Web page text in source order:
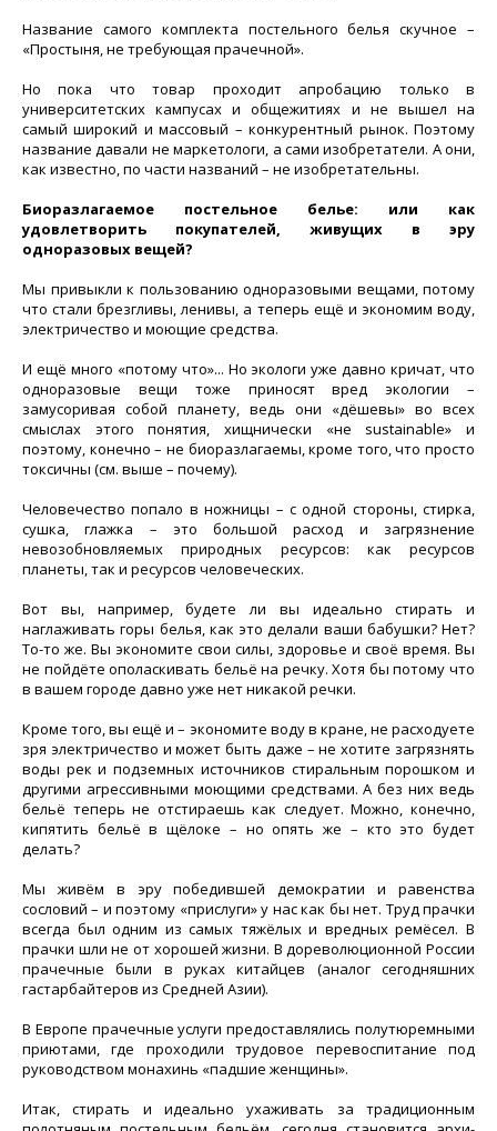
Название самого комплекта постельного белья скучное –
«Простыня, не требующая прачечной».
Но пока что товар проходит апробацию только в
университетских кампусах и общежитиях и не вышел на
самый широкий и массовый – конкурентный рынок. Поэтому
название давали не маркетологи, а сами изобретатели. А они,
как известно, по части названий – не изобретательны.
Биоразлагаемое постельное белье: или как
удовлетворить покупателей, живущих в эру
одноразовых вещей?
Мы привыкли к пользованию одноразовыми вещами, потому
что стали брезгливы, ленивы, а теперь ещё и экономим воду,
электричество и моющие средства.
И ещё много «потому что»... Но экологи уже давно кричат, что
одноразовые вещи тоже приносят вред экологии –
замусоривая собой планету, ведь они «дёшевы» во всех
смыслах этого понятия, хищнически «не sustainable» и
поэтому, конечно – не биоразлагаемы, кроме того, что просто
токсичны (см. выше – почему).
Человечество попало в ножницы – с одной стороны, стирка,
сушка, глажка – это большой расход и загрязнение
невозобновляемых природных ресурсов: как ресурсов
планеты, так и ресурсов человеческих.
Вот вы, например, будете ли вы идеально стирать и
наглаживать горы белья, как это делали ваши бабушки? Нет?
То-то же. Вы экономите свои силы, здоровье и своё время. Вы
не пойдёте ополаскивать бельё на речку. Хотя бы потому что
в вашем городе давно уже нет никакой речки.
Кроме того, вы ещё и – экономите воду в кране, не расходуете
зря электричество и может быть даже – не хотите загрязнять
воды рек и подземных источников стиральным порошком и
другими агрессивными моющими средствами. А без них ведь
бельё теперь не отстираешь как следует. Можно, конечно,
кипятить бельё в щёлоке – но опять же – кто это будет
делать?
Мы живём в эру победившей демократии и равенства
сословий – и поэтому «прислуги» у нас как бы нет. Труд прачки
всегда был одним из самых тяжёлых и вредных ремёсел. В
прачки шли не от хорошей жизни. В дореволюционной России
прачечные были в руках китайцев (аналог сегодняшних
гастарбайтеров из Средней Азии).
В Европе прачечные услуги предоставлялись полутюремными
приютами, где проходили трудовое перевоспитание под
руководством монахинь «падшие женщины».
Итак, стирать и идеально ухаживать за традиционным